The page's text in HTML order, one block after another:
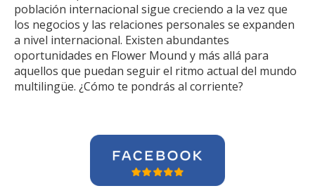
población internacional sigue creciendo a la vez que
los negocios y las relaciones personales se expanden
a nivel internacional. Existen abundantes
oportunidades en Flower Mound y más allá para
aquellos que puedan seguir el ritmo actual del mundo
multilingüe. ¿Cómo te pondrás al corriente?